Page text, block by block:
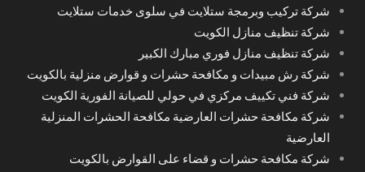
شركة تركيب وبرمجة ستلايت في سلوى خدمات ستلايت
شركة تنظيف منازل الكويت
شركة تنظيف منازل فوري مبارك الكبير
شركة رش مبيدات و مكافحة حشرات و قوارض منزلية بالكويت
شركة فني تكييف مركزي في حولي للصيانة الفورية الكويت
شركة مكافحة حشرات العارضية مكافحة الحشرات المنزلية
العارضية
شركة مكافحة حشرات و قضاء على القوارض بالكويت